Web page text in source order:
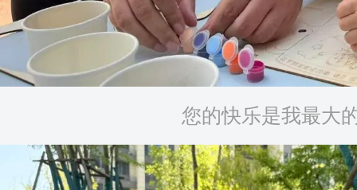
您的快乐是我最大